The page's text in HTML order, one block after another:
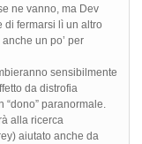
ne vanno, ma Dev
di fermarsi lì un altro
un po’ per
sensibilmente
da distrofia
paranormale.
alla ricerca
aiutato anche da